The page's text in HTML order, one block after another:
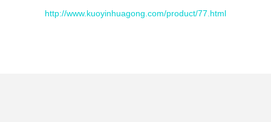
http://www.kuoyinhuagong.com/product/77.html